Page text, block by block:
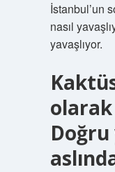
İstanbul’un
nasıl
yavaşlıyor.
Doğru